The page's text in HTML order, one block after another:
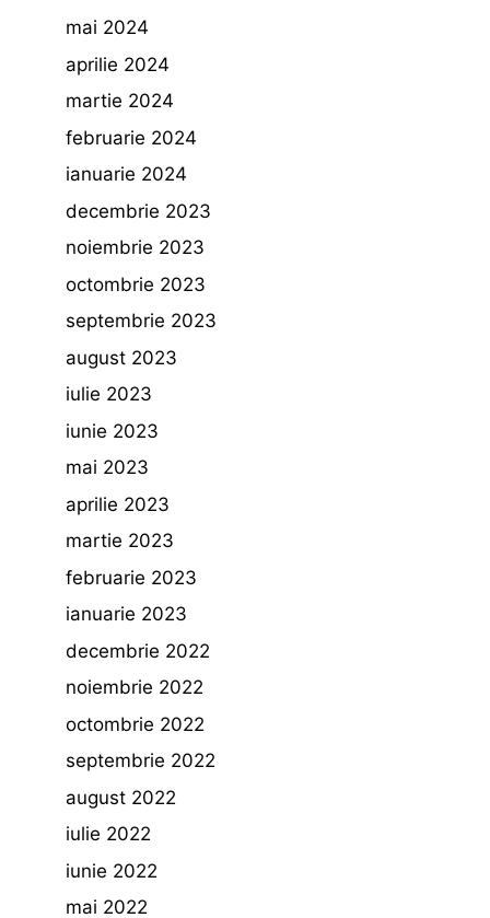
mai 2024
aprilie 2024
martie 2024
februarie 2024
ianuarie 2024
decembrie 2023
noiembrie 2023
octombrie 2023
septembrie 2023
august 2023
iulie 2023
iunie 2023
mai 2023
aprilie 2023
martie 2023
februarie 2023
ianuarie 2023
decembrie 2022
noiembrie 2022
octombrie 2022
septembrie 2022
august 2022
iulie 2022
iunie 2022
mai 2022